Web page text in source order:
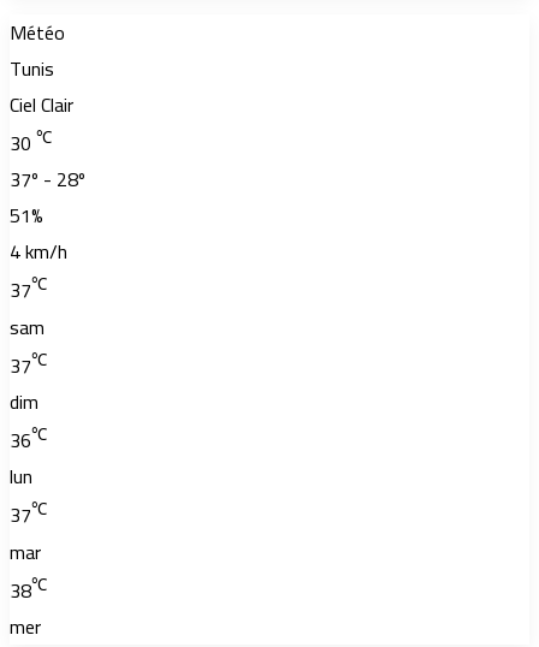
Météo
Tunis
Ciel Clair
30 ℃
37º - 28º
51%
4 km/h
37℃
sam
37℃
dim
36℃
lun
37℃
mar
38℃
mer